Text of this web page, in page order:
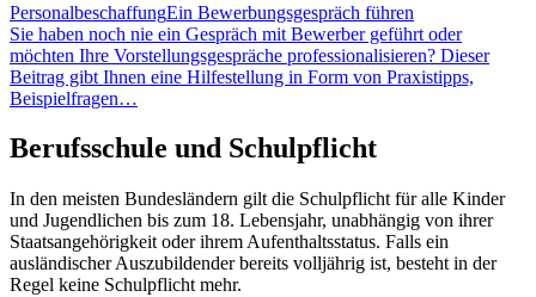
PersonalbeschaffungEin Bewerbungsgespräch führen
Sie haben noch nie ein Gespräch mit Bewerber geführt oder
möchten Ihre Vorstellungsgespräche professionalisieren? Dieser
Beitrag gibt Ihnen eine Hilfestellung in Form von Praxistipps,
Beispielfragen…
Berufsschule und Schulpflicht
In den meisten Bundesländern gilt die Schulpflicht für alle Kinder
und Jugendlichen bis zum 18. Lebensjahr, unabhängig von ihrer
Staatsangehörigkeit oder ihrem Aufenthaltsstatus. Falls ein
ausländischer Auszubildender bereits volljährig ist, besteht in der
Regel keine Schulpflicht mehr.